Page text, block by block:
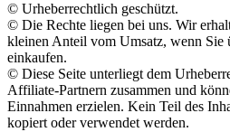
© Urheberrechtlich geschützt.
© Die Rechte liegen bei uns. Wir
kleinen Anteil vom Umsatz, wenn Sie
einkaufen.
© Diese Seite unterliegt dem
Affiliate-Partnern zusammen und
Einnahmen erzielen. Kein Teil des
kopiert oder verwendet werden.